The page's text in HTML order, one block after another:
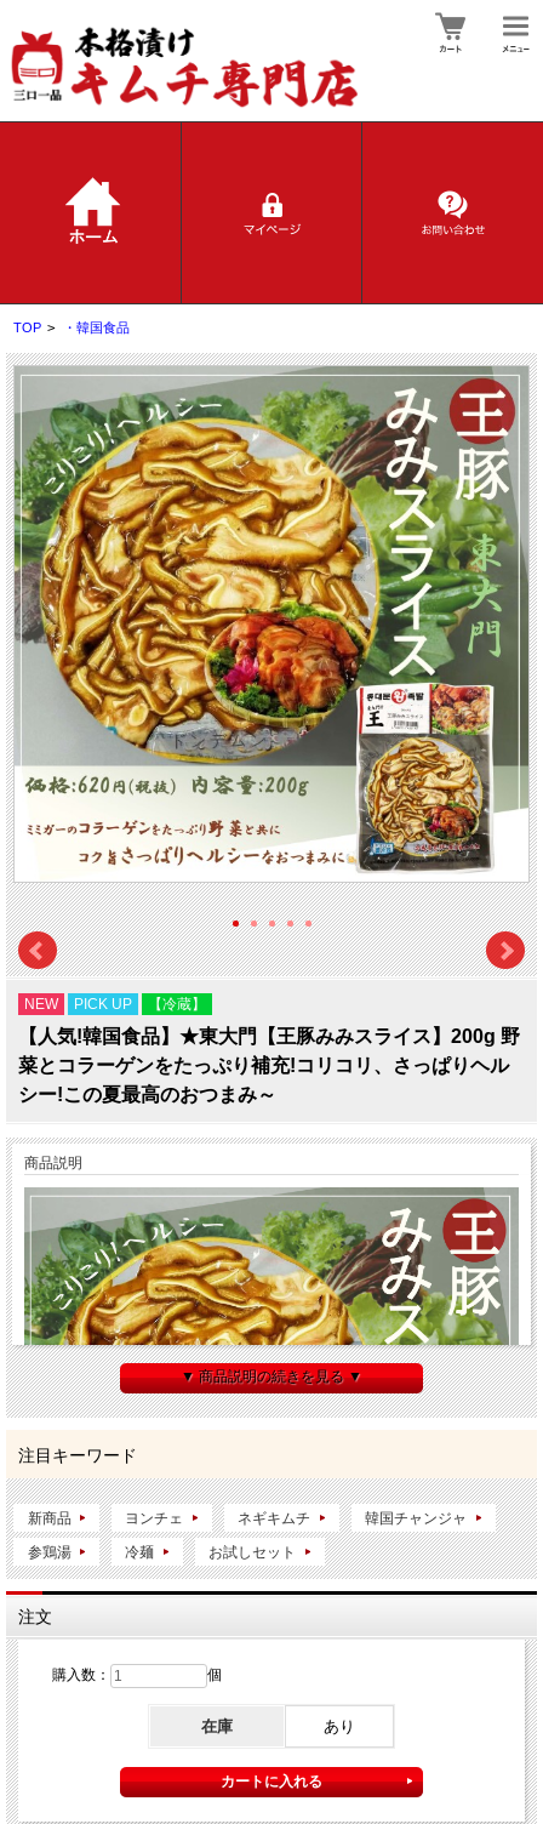
TOP > ・韓国食品
NEW PICK UP 【冷蔵】
【人気!韓国食品】★東大門【王豚みみスライス】200g 野
菜とコラーゲンをたっぷり補充!コリコリ、さっぱりヘル
シー!この夏最高のおつまみ～
商品説明
▼ 商品説明の続きを見る ▼
注目キーワード
新商品 ヨンチェ ネギキムチ 韓国チャンジャ
参鶏湯 冷麺 お試しセット
注文
購入数： 個
在庫 あり